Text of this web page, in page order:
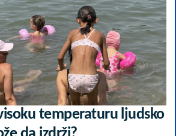
temperaturu ljudsko